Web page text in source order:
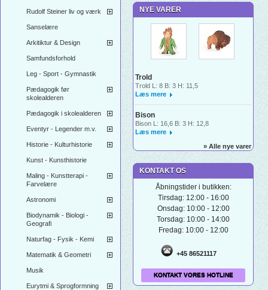
Rudolf Steiner liv og værk
Sanselære
Arkitiktur & Design
Samfundsforhold
Leg - Sport - Gymnastik
Pædagogik før
skolealderen
Pædagogik i skolealderen
Eventyr - Legender m.v.
Historie - Kulturhistorie
Kunst - Kunsthistorie
Maling - Kunstterapi -
Farvelære
Astronomi
Biodynamik - Biologi -
Geografi
Naturfag - Fysik - Kemi
Matematik & Geometri
Musik
Eurytmi & Sprogformning
NYE VARER
Trold
Trold L: 8 B: 3 H: 11,5
Læs mere
Bison
Bison L: 16,6 B: 3 H: 12,8
Læs mere
» Alle nye varer
KONTAKT OS
Åbningstider i butikken:
Tirsdag: 12:00 - 16:00
Onsdag: 10:00 - 12:00
Torsdag: 10:00 - 14:00
Fredag: 10:00 - 12:00
+45 86521117
KONTAKT VORES HOTLINE